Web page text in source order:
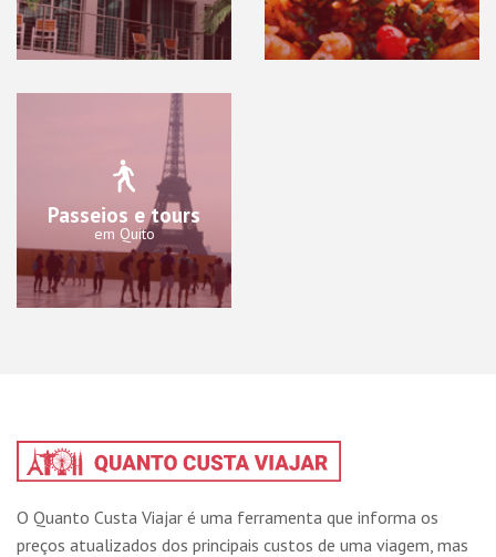
Passeios e tours
em Quito
O Quanto Custa Viajar é uma ferramenta que informa os
preços atualizados dos principais custos de uma viagem, mas